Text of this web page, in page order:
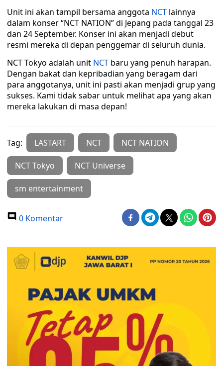
Unit ini akan tampil bersama anggota NCT lainnya
dalam konser “NCT NATION” di Jepang pada tanggal 23
dan 24 September. Konser ini akan menjadi debut
resmi mereka di depan penggemar di seluruh dunia.
NCT Tokyo adalah unit NCT baru yang penuh harapan.
Dengan bakat dan kepribadian yang beragam dari
para anggotanya, unit ini pasti akan menjadi grup yang
sukses. Kami tidak sabar untuk melihat apa yang akan
mereka lakukan di masa depan!
Tag: LASTART NCT NCT NATION
NCT Tokyo NCT Universe
sm entertainment
0 Komentar